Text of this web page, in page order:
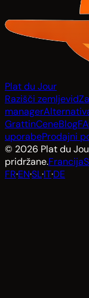
Plat du Jour
Razišči zemljevid
manager
GrattinCeneBlog
uporabeProdajni
© 2026 Plat du
pridržane.Francija
FR·EN·SL·IT·DE